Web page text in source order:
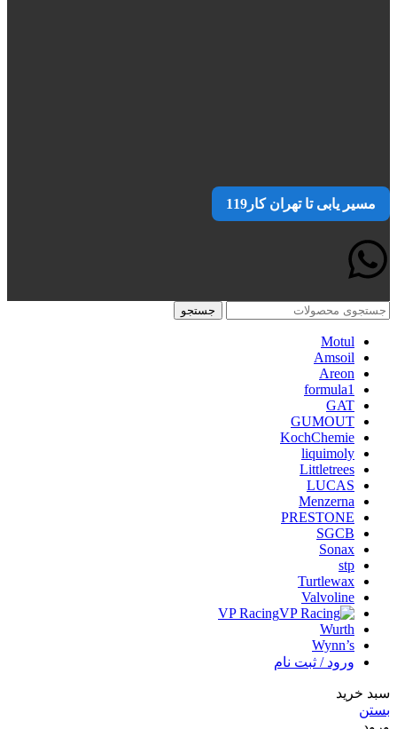
مسیر یابی تا تهران کار119
جستجو
Motul
Amsoil
Areon
formula1
GAT
GUMOUT
KochChemie
liquimoly
Littletrees
LUCAS
Menzerna
PRESTONE
SGCB
Sonax
stp
Turtlewax
Valvoline
VP Racing
Wurth
Wynn’s
ورود / ثبت نام
سبد خرید
بستن